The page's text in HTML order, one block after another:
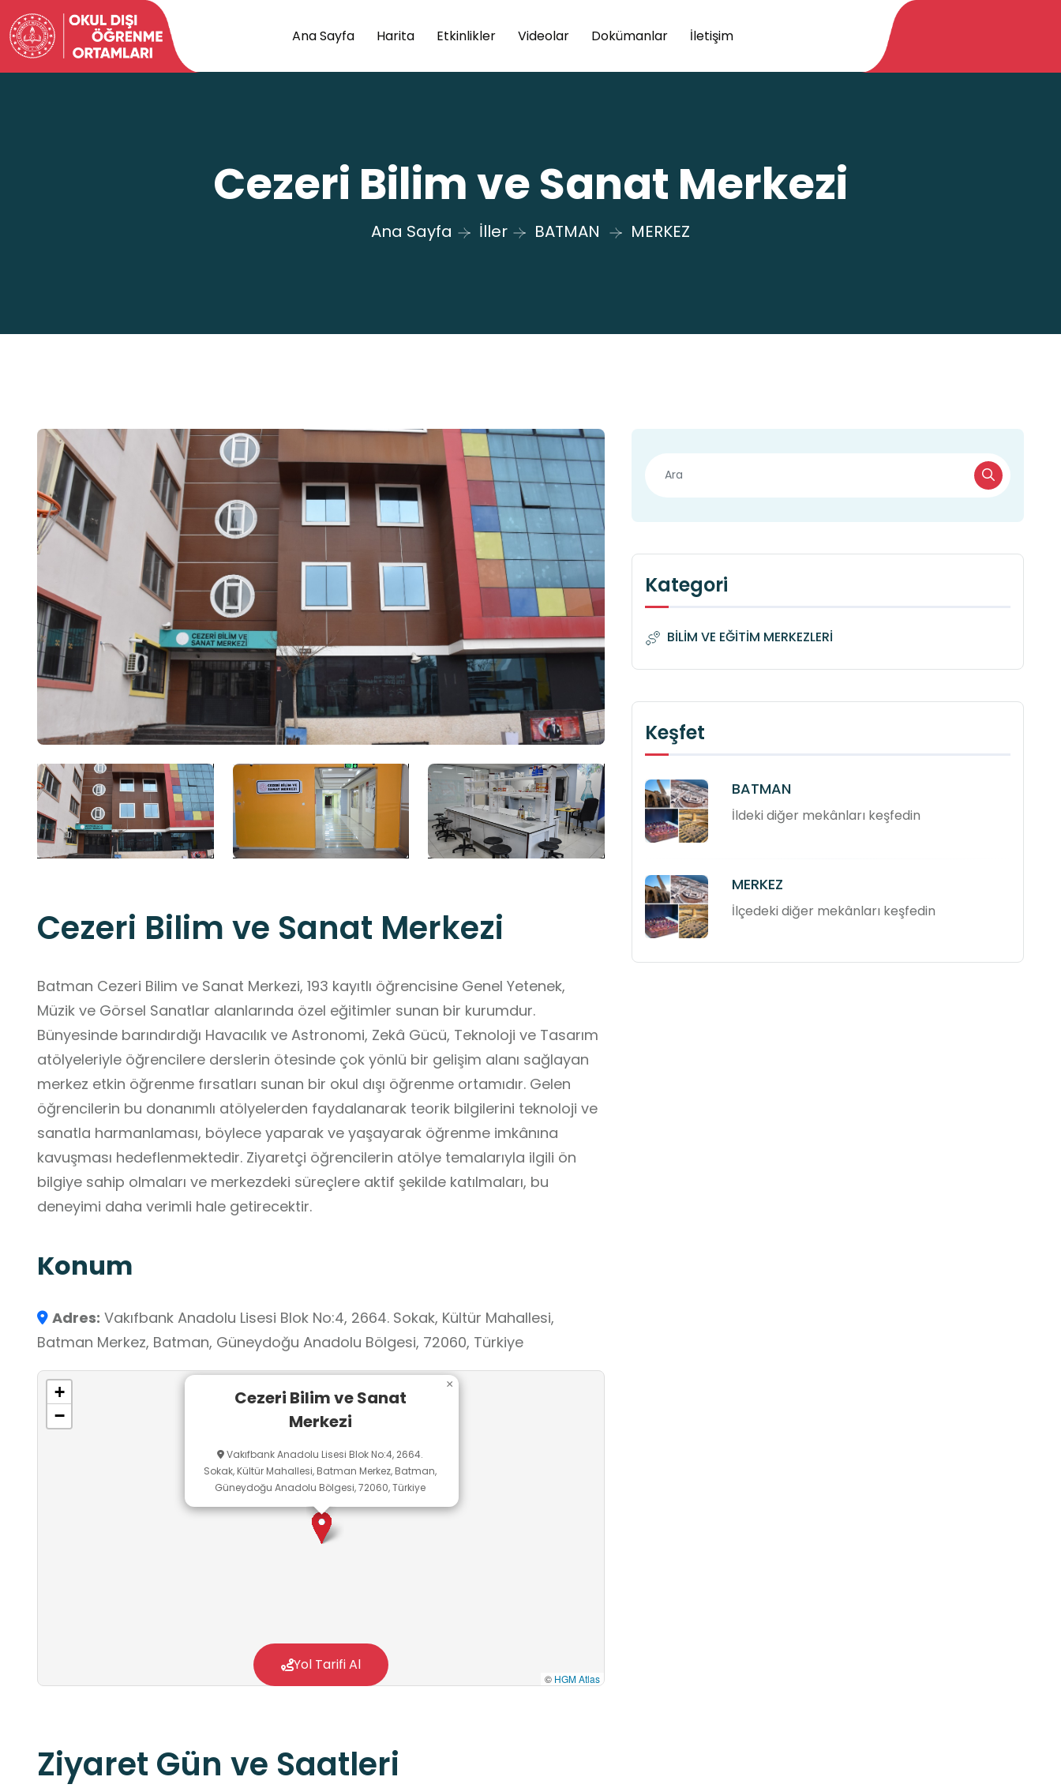
Ana Sayfa Harita Etkinlikler Videolar Dokümanlar İletişim
Cezeri Bilim ve Sanat Merkezi
Ana Sayfa İller BATMAN MERKEZ
Cezeri Bilim ve Sanat Merkezi
Batman Cezeri Bilim ve Sanat Merkezi, 193 kayıtlı öğrencisine Genel Yetenek,
Müzik ve Görsel Sanatlar alanlarında özel eğitimler sunan bir kurumdur.
Bünyesinde barındırdığı Havacılık ve Astronomi, Zekâ Gücü, Teknoloji ve Tasarım
atölyeleriyle öğrencilere derslerin ötesinde çok yönlü bir gelişim alanı sağlayan
merkez etkin öğrenme fırsatları sunan bir okul dışı öğrenme ortamıdır. Gelen
öğrencilerin bu donanımlı atölyelerden faydalanarak teorik bilgilerini teknoloji ve
sanatla harmanlaması, böylece yaparak ve yaşayarak öğrenme imkânına
kavuşması hedeflenmektedir. Ziyaretçi öğrencilerin atölye temalarıyla ilgili ön
bilgiye sahip olmaları ve merkezdeki süreçlere aktif şekilde katılmaları, bu
deneyimi daha verimli hale getirecektir.
Konum
Adres: Vakıfbank Anadolu Lisesi Blok No:4, 2664. Sokak, Kültür Mahallesi,
Batman Merkez, Batman, Güneydoğu Anadolu Bölgesi, 72060, Türkiye
Cezeri Bilim ve Sanat
Merkezi
Vakıfbank Anadolu Lisesi Blok No:4, 2664.
Sokak, Kültür Mahallesi, Batman Merkez, Batman,
Güneydoğu Anadolu Bölgesi, 72060, Türkiye
×
+
−
© HGM Atlas
Yol Tarifi Al
Ziyaret Gün ve Saatleri
Kategori
BİLİM VE EĞİTİM MERKEZLERİ
Keşfet
BATMAN
İldeki diğer mekânları keşfedin
MERKEZ
İlçedeki diğer mekânları keşfedin